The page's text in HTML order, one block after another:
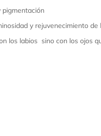
y rejuvenecimiento de
los labios sino con los